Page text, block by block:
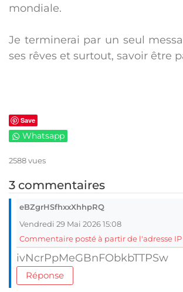
mondiale.
Je terminerai par un seul
ses rêves et surtout, savoir être
Save
Whatsapp
2588 vues
3 commentaires
eBZgrHSfhxxXhhpRQ
Vendredi 29 Mai 2026 15:08
Commentaire posté à partir de l'adresse IP
ivNcrPpMeGBnFObkbTTPSw
Réponse